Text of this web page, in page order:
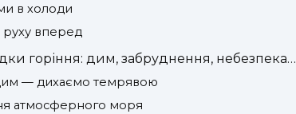
в холоди
руху вперед
горіння: дим, забруднення, небезпека…
— дихаємо темрявою
атмосферного моря